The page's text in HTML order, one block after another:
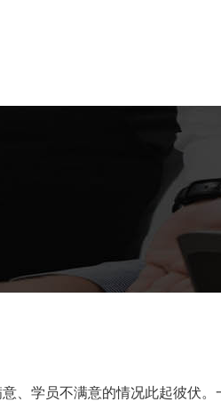
学员不满意的情况此起彼伏。